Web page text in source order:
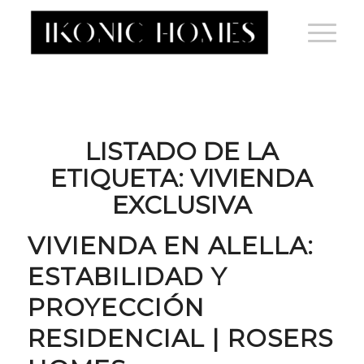
LISTADO DE LA
ETIQUETA:VIVIENDA
EXCLUSIVA
VIVIENDA EN ALELLA:
ESTABILIDAD Y
PROYECCIÓN
RESIDENCIAL | ROSERS